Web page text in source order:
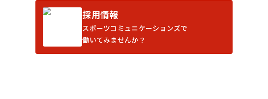
採用情報
スポーツコミュニケーションズで
働いてみませんか？